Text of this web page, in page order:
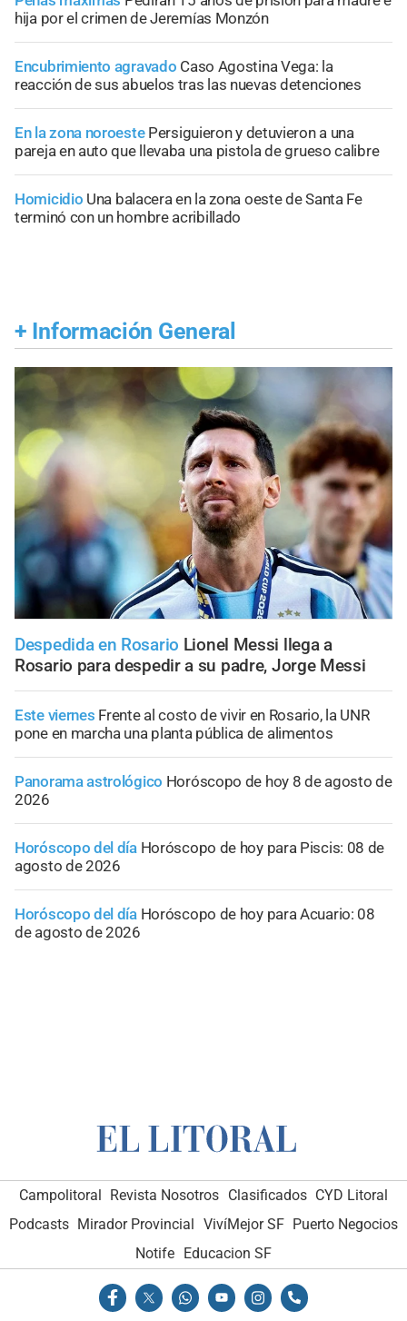
hija por el crimen de Jeremías Monzón
Encubrimiento agravado Caso Agostina Vega: la
reacción de sus abuelos tras las nuevas detenciones
En la zona noroeste Persiguieron y detuvieron a una
pareja en auto que llevaba una pistola de grueso calibre
Homicidio Una balacera en la zona oeste de Santa Fe
terminó con un hombre acribillado
+ Información General
Despedida en Rosario Lionel Messi llega a
Rosario para despedir a su padre, Jorge Messi
Este viernes Frente al costo de vivir en Rosario, la UNR
pone en marcha una planta pública de alimentos
Panorama astrológico Horóscopo de hoy 8 de agosto de
2026
Horóscopo del día Horóscopo de hoy para Piscis: 08 de
agosto de 2026
Horóscopo del día Horóscopo de hoy para Acuario: 08
de agosto de 2026
Campolitoral Revista Nosotros Clasificados CYD Litoral
Podcasts Mirador Provincial VivíMejor SF Puerto Negocios
Notife
Educacion SF